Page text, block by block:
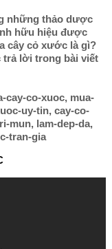
những thảo dược
hữu hiệu được
cây cỏ xước là gì?
trả lời trong bài viết
cay-co-xuoc, mua-
uy-tin, cay-co-
mun, lam-dep-da,
tran-gia